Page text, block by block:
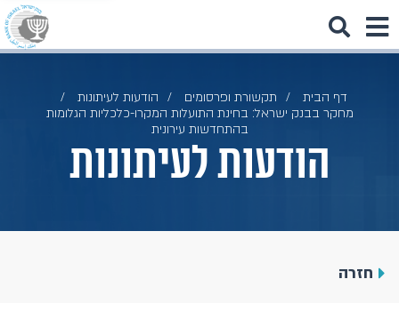
דף הבית תקשורת ופרסומים
הודעות לעיתונות
מחקר בבנק ישראל: בחינת התועלות המקרו-כלכליות הגלומות
בהתחדשות עירונית
הודעות לעיתונות
חזרה